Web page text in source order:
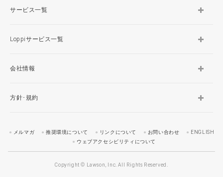
サービス一覧
Loppiサービス一覧
会社情報
方針･規約
メルマガ 推奨環境について リンクについて お問い合わせ
ENGLISH
ウェブアクセシビリティについて
Copyright © Lawson, Inc. All Rights Reserved.